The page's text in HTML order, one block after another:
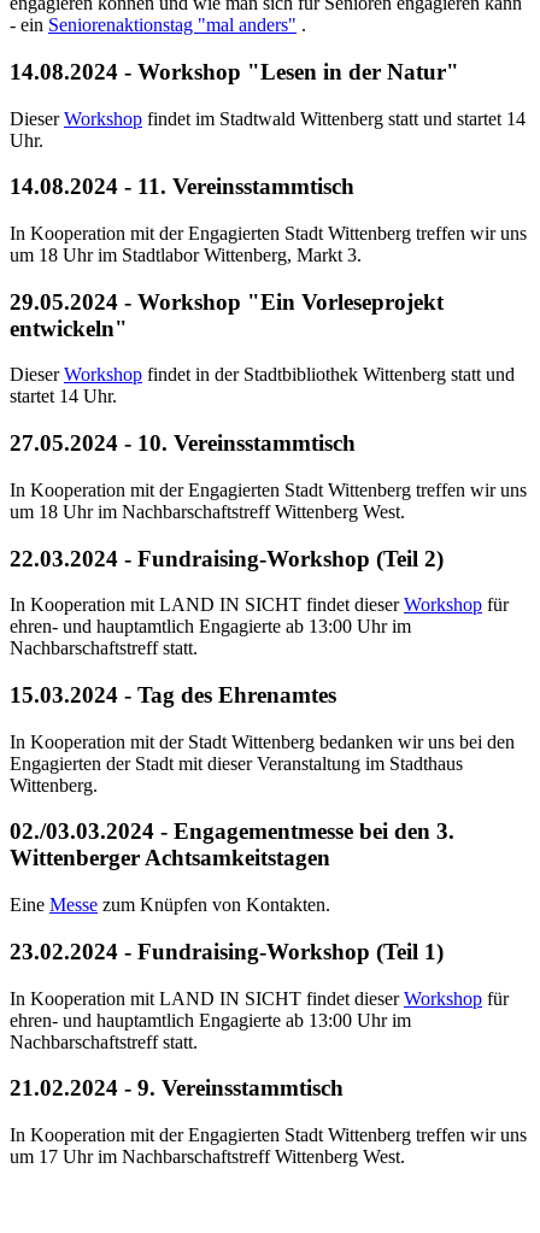
- ein Seniorenaktionstag "mal anders" .
14.08.2024 - Workshop "Lesen in der Natur"
DieserWorkshop findet im Stadtwald Wittenberg statt und startet 14
Uhr.
14.08.2024 - 11. Vereinsstammtisch
In Kooperation mit der Engagierten Stadt Wittenberg treffen wir uns
um 18 Uhr im Stadtlabor Wittenberg, Markt 3.
29.05.2024 - Workshop "Ein Vorleseprojekt
entwickeln"
DieserWorkshop findet in der Stadtbibliothek Wittenberg statt und
startet 14 Uhr.
27.05.2024 - 10. Vereinsstammtisch
In Kooperation mit der Engagierten Stadt Wittenberg treffen wir uns
um 18 Uhr im Nachbarschaftstreff Wittenberg West.
22.03.2024 - Fundraising-Workshop (Teil 2)
In Kooperation mit LAND IN SICHT findet dieserWorkshop für
ehren- und hauptamtlich Engagierte ab 13:00 Uhr im
Nachbarschaftstreff statt.
15.03.2024 - Tag des Ehrenamtes
In Kooperation mit der Stadt Wittenberg bedanken wir uns bei den
Engagierten der Stadt mit dieser Veranstaltung im Stadthaus
Wittenberg.
02./03.03.2024 - Engagementmesse bei den 3.
Wittenberger Achtsamkeitstagen
Eine Messe zum Knüpfen von Kontakten.
23.02.2024 - Fundraising-Workshop (Teil 1)
In Kooperation mit LAND IN SICHT findet dieserWorkshop für
ehren- und hauptamtlich Engagierte ab 13:00 Uhr im
Nachbarschaftstreff statt.
21.02.2024 - 9. Vereinsstammtisch
In Kooperation mit der Engagierten Stadt Wittenberg treffen wir uns
um 17 Uhr im Nachbarschaftstreff Wittenberg West.